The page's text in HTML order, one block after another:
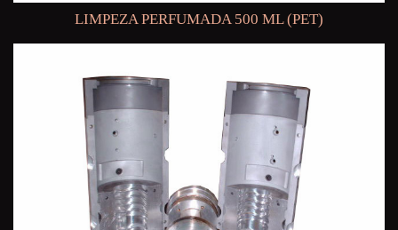
LIMPEZA PERFUMADA 500 ML (PET)